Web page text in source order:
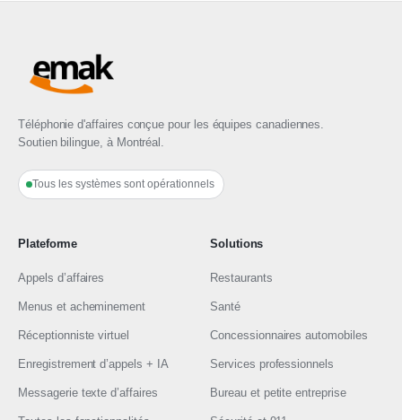
Téléphonie d'affaires conçue pour les équipes canadiennes.
Soutien bilingue, à Montréal.
Tous les systèmes sont opérationnels
Plateforme
Appels d’affaires
Menus et acheminement
Réceptionniste virtuel
Enregistrement d’appels + IA
Messagerie texte d’affaires
Solutions
Restaurants
Santé
Concessionnaires automobiles
Services professionnels
Bureau et petite entreprise